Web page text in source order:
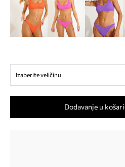
Izaberite veličinu
Dodavanje u